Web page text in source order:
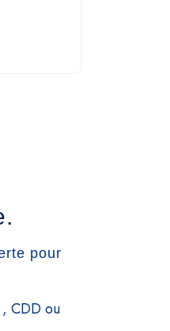
pour
CDD ou